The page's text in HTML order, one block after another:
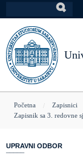
na
glavni
sadržaj
You
here
Početna
Zapisnici
Zapisnik sa 3. redovne
UPRAVNI ODBOR